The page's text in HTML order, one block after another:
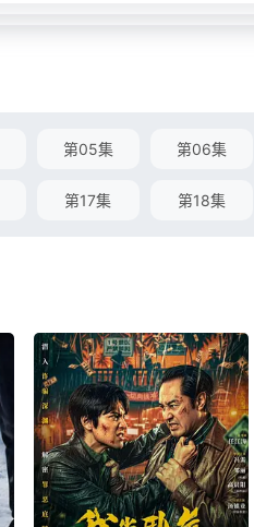
第05集 第06集
第17集 第18集